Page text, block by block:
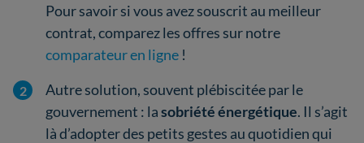
Pour savoir si vous avez souscrit au meilleur
contrat, comparez les offres sur notre
comparateur en ligne !
Autre solution, souvent plébiscitée par le
gouvernement : lasobriété énergétique. Il s’agit
là d’adopter des petits gestes au quotidien qui